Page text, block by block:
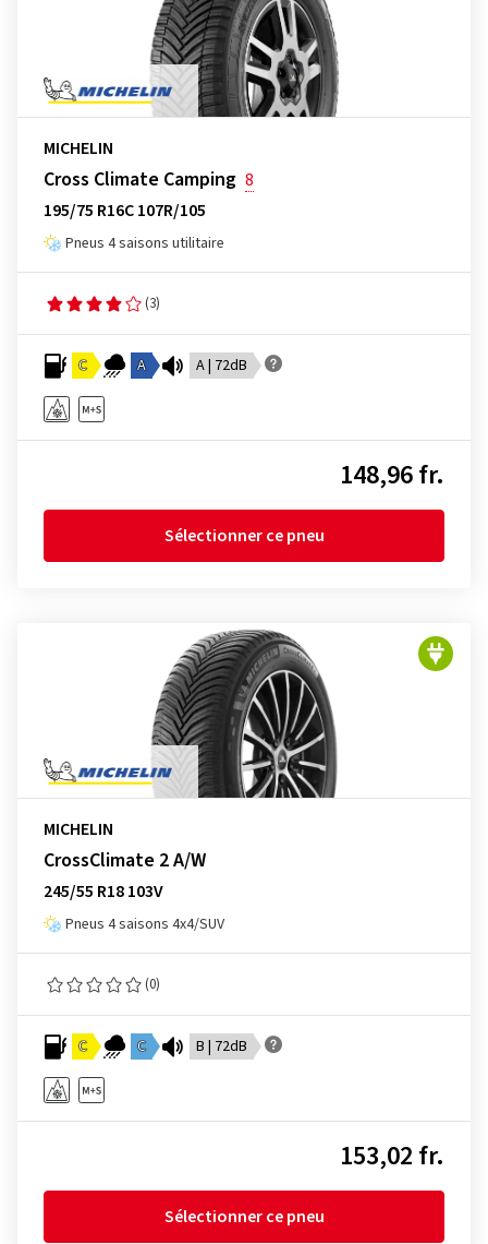
MICHELIN
Cross Climate Camping 8
195/75 R16C 107R/105
Pneus 4 saisons utilitaire
(3)
C A A | 72dB
148,96 fr.
Sélectionner ce pneu
MICHELIN
CrossClimate 2 A/W
245/55 R18 103V
Pneus 4 saisons 4x4/SUV
(0)
C C B | 72dB
153,02 fr.
Sélectionner ce pneu